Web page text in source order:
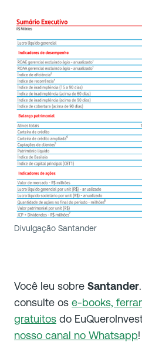
Divulgação Santander
Você leu sobre Santander
consulte os e-books,
gratuitos do
nosso canal no Whatsapp!